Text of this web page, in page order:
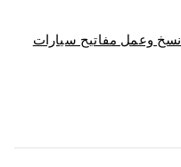
مفاتيح السيارات اليابانية 98080146‬ نسخ وعمل مفاتيح سيارات